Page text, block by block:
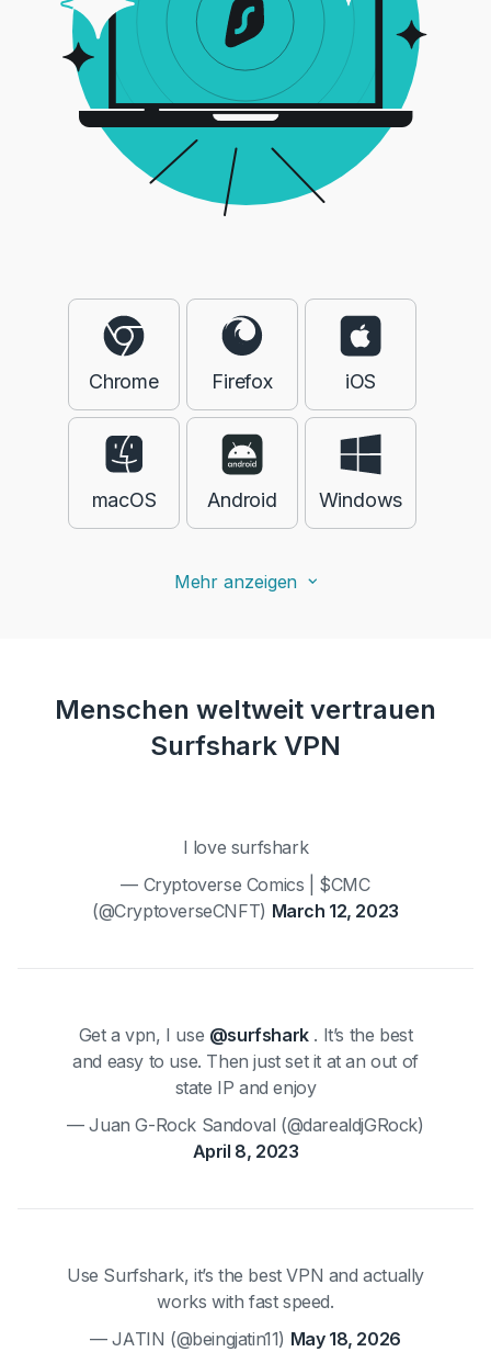
Chrome Firefox iOS
macOS Android Windows
Mehr anzeigen
Menschen weltweit vertrauen
Surfshark VPN
I love surfshark
— Cryptoverse Comics | $CMC
(@CryptoverseCNFT) March 12, 2023
Get a vpn, I use @surfshark. It’s the best
and easy to use. Then just set it at an out of
state IP and enjoy
— Juan G-Rock Sandoval (@darealdjGRock)
April 8, 2023
Use Surfshark, it’s the best VPN and actually
works with fast speed.
— JATIN (@beingjatin11) May 18, 2026